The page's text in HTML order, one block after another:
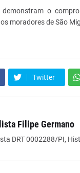
demonstram o
moradores de São
Twitter
Filipe Germano
DRT 0002288/PI,